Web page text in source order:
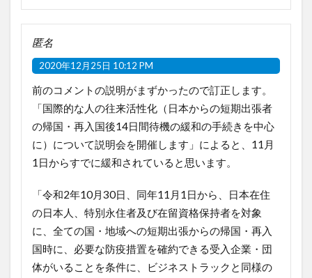
匿名
2020年12月25日 10:12 PM
前のコメントの説明がまずかったので訂正します。
「国際的な人の往来活性化（日本からの短期出張者
の帰国・再入国後14日間待機の緩和の手続きを中心
に）について説明会を開催します」によると、11月
1日からすでに緩和されていると思います。
「令和2年10月30日、同年11月1日から、日本在住
の日本人、特別永住者及び在留資格保持者を対象
に、全ての国・地域への短期出張からの帰国・再入
国時に、必要な防疫措置を確約できる受入企業・団
体がいることを条件に、ビジネストラックと同様の